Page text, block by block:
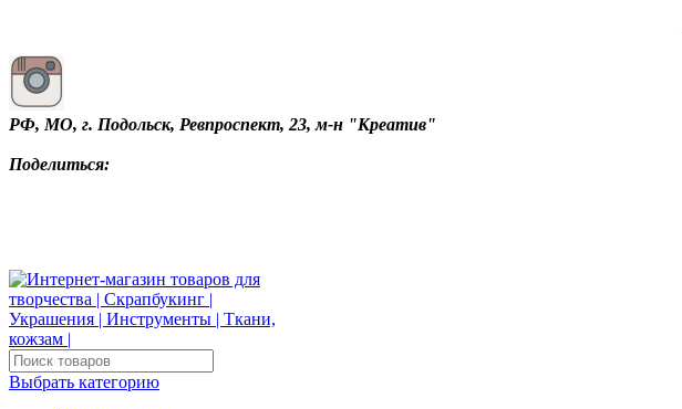
РФ, МО, г. Подольск, Ревпроспект, 23, м-н "Креатив"
Поделиться:
Выбрать категорию